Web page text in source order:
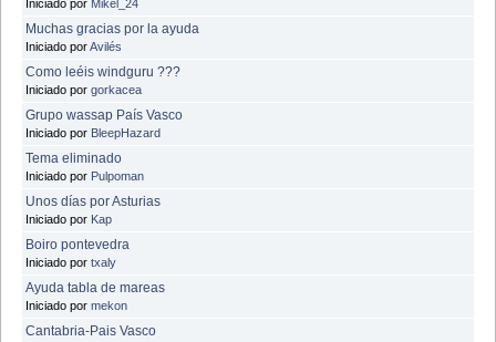
Iniciado por Mikel_24
Muchas gracias por la ayuda
Iniciado porAvilés
Como leéis windguru ???
Iniciado por gorkacea
Grupo wassap País Vasco
Iniciado por BleepHazard
Tema eliminado
Iniciado por Pulpoman
Unos días por Asturias
Iniciado por Kap
Boiro pontevedra
Iniciado por txaly
Ayuda tabla de mareas
Iniciado por mekon
Cantabria-Pais Vasco